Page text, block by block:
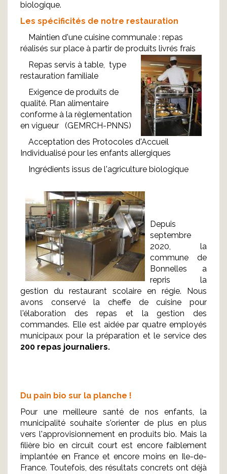
biologique.
Les spécificités de notre restauration
Maintien d'une cuisine communale : repas
réalisés sur place à partir de produits livrés frais
Repas servis à table, type
restauration familiale
Exigence de produits de
qualité. Plan alimentaire
conforme à la règlementation
en vigueur (GEMRCH-PNNS)
Acceptation des Protocoles d'Accueil
Individualisé pour les enfants allergiques
Ingrédients issus de l'agriculture biologique
Depuis
septembre
2020, la
commune de
Bonnelles a
repris la
gestion du restaurant scolaire en régie. Nous
avons conservé la cheffe de cuisine pour
l'élaboration des repas et la gestion des
commandes. Elle est aidée par quatre employés
municipaux pour la préparation et le service des
200 repas journaliers.
Du pain bio sur la planche !
Pour une meilleure santé de nos enfants, la
municipalité souhaite s'orienter de plus en plus
vers l'approvisionnement en produits bio. Mais la
filière bio en circuit court est encore faiblement
implantée en France et encore moins en Ile-de-
France. Toutefois, des résultats concrets ont déjà